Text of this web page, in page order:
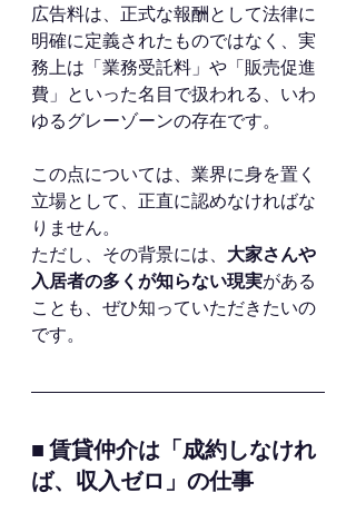
広告料は、正式な報酬として法律に
明確に定義されたものではなく、実
務上は「業務受託料」や「販売促進
費」といった名目で扱われる、いわ
ゆるグレーゾーンの存在です。
この点については、業界に身を置く
立場として、正直に認めなければな
りません。
ただし、その背景には、 大家さんや
入居者の多くが知らない現実がある
ことも、ぜひ知っていただきたいの
です。
■ 賃貸仲介は「成約しなけれ
ば、収入ゼロ」の仕事